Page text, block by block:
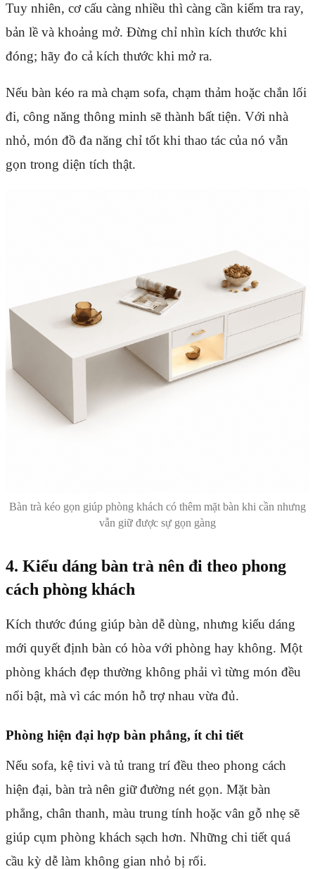
Tuy nhiên, cơ cấu càng nhiều thì càng cần kiểm tra ray,
bản lề và khoảng mở. Đừng chỉ nhìn kích thước khi
đóng; hãy đo cả kích thước khi mở ra.
Nếu bàn kéo ra mà chạm sofa, chạm thảm hoặc chắn lối
đi, công năng thông minh sẽ thành bất tiện. Với nhà
nhỏ, món đồ đa năng chỉ tốt khi thao tác của nó vẫn
gọn trong diện tích thật.
Bàn trà kéo gọn giúp phòng khách có thêm mặt bàn khi cần nhưng
vẫn giữ được sự gọn gàng
4. Kiểu dáng bàn trà nên đi theo phong
cách phòng khách
Kích thước đúng giúp bàn dễ dùng, nhưng kiểu dáng
mới quyết định bàn có hòa với phòng hay không. Một
phòng khách đẹp thường không phải vì từng món đều
nổi bật, mà vì các món hỗ trợ nhau vừa đủ.
Phòng hiện đại hợp bàn phẳng, ít chi tiết
Nếu sofa, kệ tivi và tủ trang trí đều theo phong cách
hiện đại, bàn trà nên giữ đường nét gọn. Mặt bàn
phẳng, chân thanh, màu trung tính hoặc vân gỗ nhẹ sẽ
giúp cụm phòng khách sạch hơn. Những chi tiết quá
cầu kỳ dễ làm không gian nhỏ bị rối.